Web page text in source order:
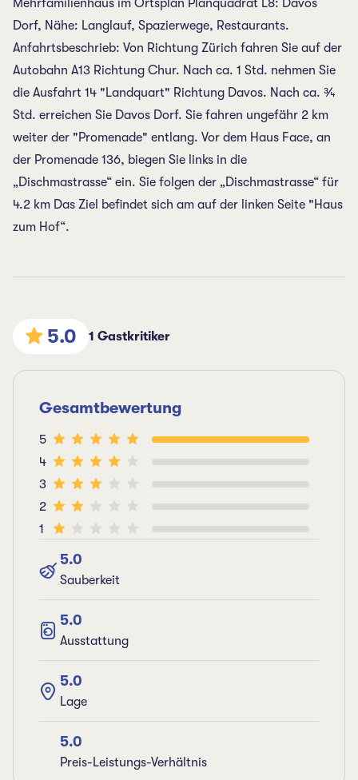
Mehrfamilienhaus im Ortsplan Planquadrat L8: Davos
Dorf, Nähe: Langlauf, Spazierwege, Restaurants.
Anfahrtsbeschrieb: Von Richtung Zürich fahren Sie auf der
Autobahn A13 Richtung Chur. Nach ca. 1 Std. nehmen Sie
die Ausfahrt 14 "Landquart" Richtung Davos. Nach ca. ¾
Std. erreichen Sie Davos Dorf. Sie fahren ungefähr 2 km
weiter der "Promenade" entlang. Vor dem Haus Face, an
der Promenade 136, biegen Sie links in die
„Dischmastrasse“ ein. Sie folgen der „Dischmastrasse“ für
4.2 km Das Ziel befindet sich am auf der linken Seite "Haus
zum Hof“.
5.0 1 Gastkritiker
Gesamtbewertung
5
4
3
2
1
5.0
Sauberkeit
5.0
Ausstattung
5.0
Lage
5.0
Preis-Leistungs-Verhältnis